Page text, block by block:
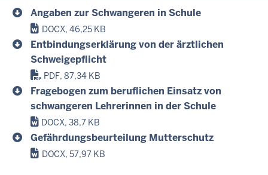
Angaben zur Schwangeren in Schule
DOCX, 46,25 KB
Entbindungserklärung von der ärztlichen
Schweigepflicht
PDF, 87,34 KB
Fragebogen zum beruflichen Einsatz von
schwangeren Lehrerinnen in der Schule
DOCX, 38,7 KB
Gefährdungsbeurteilung Mutterschutz
DOCX, 57,97 KB